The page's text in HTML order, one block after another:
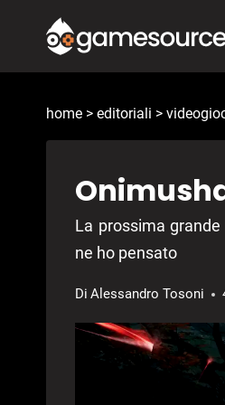
contenuto
home > editoriali >
La prossima
ne ho pensato
Di Alessandro Tosoni